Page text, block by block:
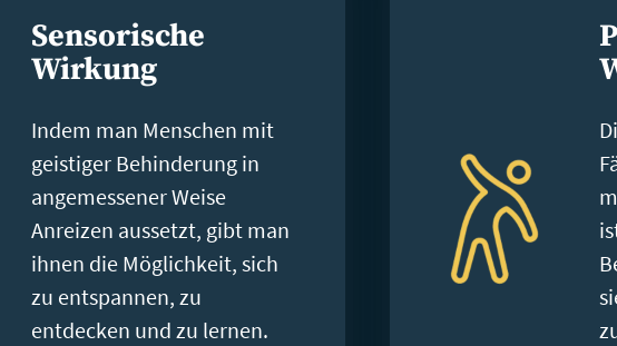
Sensorische
Wirkung
Indem man Menschen mit
geistiger Behinderung in
angemessener Weise
Anreizen aussetzt, gibt man
ihnen die Möglichkeit, sich
zu entspannen, zu
entdecken und zu lernen.